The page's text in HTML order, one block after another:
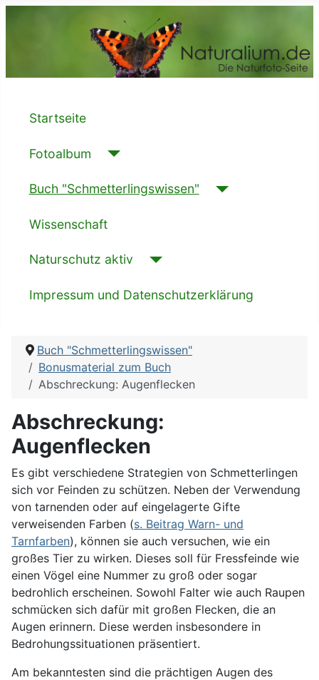
Startseite
Fotoalbum
Buch "Schmetterlingswissen"
Wissenschaft
Naturschutz aktiv
Impressum und Datenschutzerklärung
Buch "Schmetterlingswissen"
Bonusmaterial zum Buch
Abschreckung: Augenflecken
Abschreckung:
Augenflecken
Es gibt verschiedene Strategien von Schmetterlingen
sich vor Feinden zu schützen. Neben der Verwendung
von tarnenden oder auf eingelagerte Gifte
verweisenden Farben (s. Beitrag Warn- und
Tarnfarben), können sie auch versuchen, wie ein
großes Tier zu wirken. Dieses soll für Fressfeinde wie
einen Vögel eine Nummer zu groß oder sogar
bedrohlich erscheinen. Sowohl Falter wie auch Raupen
schmücken sich dafür mit großen Flecken, die an
Augen erinnern. Diese werden insbesondere in
Bedrohungssituationen präsentiert.
Am bekanntesten sind die prächtigen Augen des